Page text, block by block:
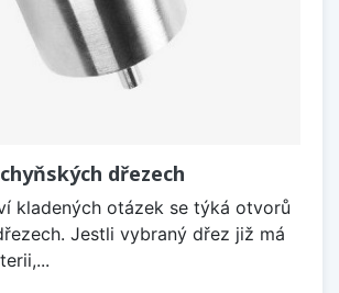
dřezech
kladených otázek se týká otvorů
Jestli vybraný dřez již má